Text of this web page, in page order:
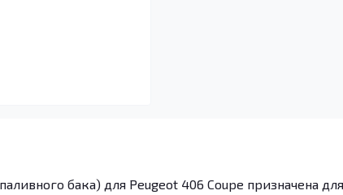
бака) для Peugeot 406 Coupe призначена для